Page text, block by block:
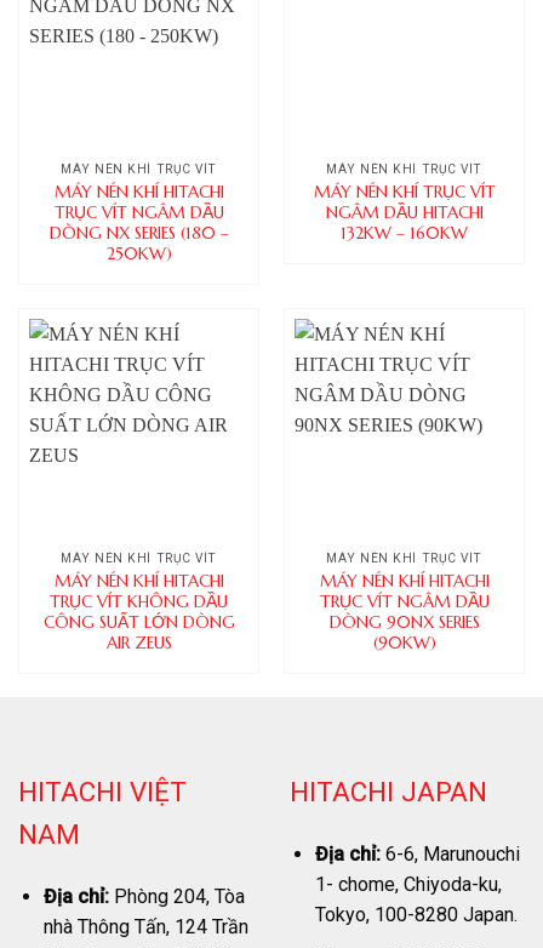
MÁY NÉN KHÍ TRỤC VÍT
MÁY NÉN KHÍ HITACHI
TRỤC VÍT NGÂM DẦU
DÒNG NX SERIES (180 –
250KW)
MÁY NÉN KHÍ TRỤC VÍT
MÁY NÉN KHÍ TRỤC VÍT
NGÂM DẦU HITACHI
132KW – 160KW
MÁY NÉN KHÍ TRỤC VÍT
MÁY NÉN KHÍ HITACHI
TRỤC VÍT KHÔNG DẦU
CÔNG SUẤT LỚN DÒNG
AIR ZEUS
MÁY NÉN KHÍ TRỤC VÍT
MÁY NÉN KHÍ HITACHI
TRỤC VÍT NGÂM DẦU
DÒNG 90NX SERIES
(90KW)
HITACHI VIỆT
NAM
Địa chỉ:Phòng 204, Tòa
nhà Thông Tấn, 124 Trần
HITACHI JAPAN
Địa chỉ:6-6, Marunouchi
1- chome, Chiyoda-ku,
Tokyo, 100-8280 Japan.